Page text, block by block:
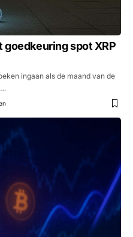
spot XRP
ingaan als de maand van de